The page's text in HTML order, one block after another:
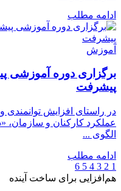
ادامه مطلب
آموزش
برگزاری دوره آموزشی
پیشرفت
در راستای افزایش توانمندی
عملکرد کارکنان و سازمان،
الگوی ...
ادامه مطلب
1
2
3
4
5
6
هم‌افزایی برای ساخت آینده